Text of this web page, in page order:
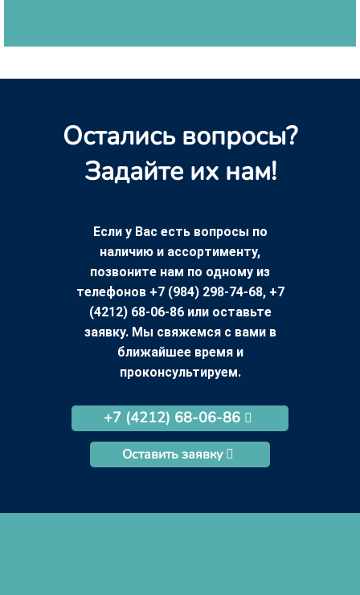
Остались вопросы?
Задайте их нам!
Если у Вас есть вопросы по
наличию и ассортименту,
позвоните нам по одному из
телефонов +7 (984) 298-74-68, +7
(4212) 68-06-86 или оставьте
заявку. Мы свяжемся с вами в
ближайшее время и
проконсультируем.
+7 (4212) 68-06-86
Оставить заявку